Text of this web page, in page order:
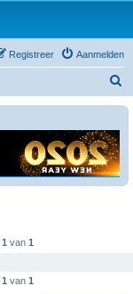
Aanmelden
Registreer
1 van 1
1 van 1